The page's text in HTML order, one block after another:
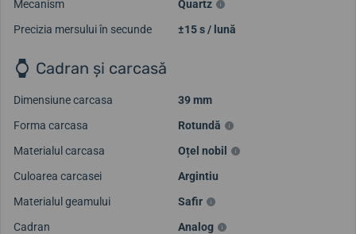
Mecanism
Quartz
Precizia mersului în secunde
±15 s / lună
Cadran și carcasă
Dimensiune carcasa
39 mm
Forma carcasa
Rotundă
Materialul carcasa
Oțel nobil
Culoarea carcasei
Argintiu
Materialul geamului
Safir
Cadran
Analog